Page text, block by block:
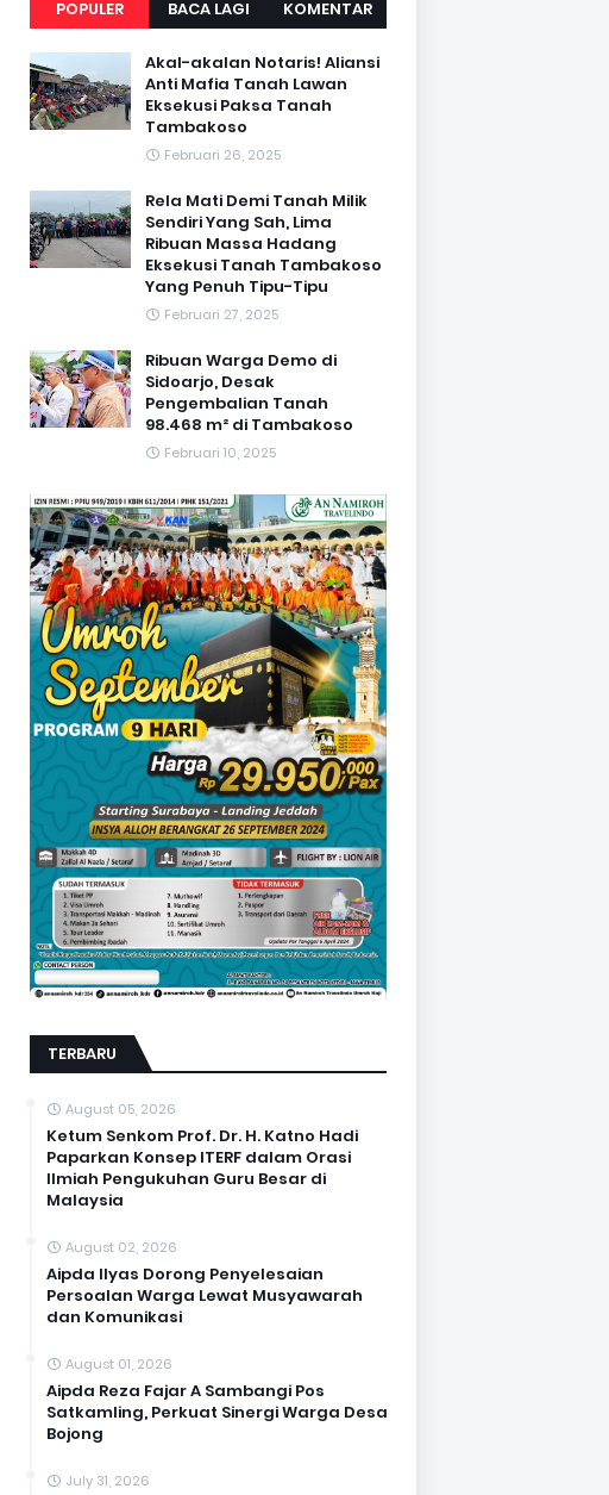
POPULER BACA LAGI KOMENTAR
Akal-akalan Notaris! Aliansi
Anti Mafia Tanah Lawan
Eksekusi Paksa Tanah
Tambakoso
Februari 26, 2025
Rela Mati Demi Tanah Milik
Sendiri Yang Sah, Lima
Ribuan Massa Hadang
Eksekusi Tanah Tambakoso
Yang Penuh Tipu-Tipu
Februari 27, 2025
Ribuan Warga Demo di
Sidoarjo, Desak
Pengembalian Tanah
98.468 m² di Tambakoso
Februari 10, 2025
TERBARU
August 05, 2026
Ketum Senkom Prof. Dr. H. Katno Hadi
Paparkan Konsep ITERF dalam Orasi
Ilmiah Pengukuhan Guru Besar di
Malaysia
August 02, 2026
Aipda Ilyas Dorong Penyelesaian
Persoalan Warga Lewat Musyawarah
dan Komunikasi
August 01, 2026
Aipda Reza Fajar A Sambangi Pos
Satkamling, Perkuat Sinergi Warga Desa
Bojong
July 31, 2026